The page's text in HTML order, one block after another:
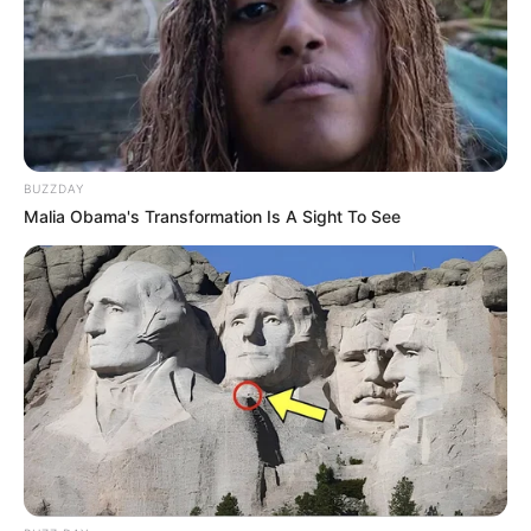
laterais usando o ponto reto de sua máquina de
costura.
Dica: Caso você não tenha umamáquina de
costura
, e não goste de costurar à mão
, faça o
mesmo processo com a cola quente.
Faça o franzido na renda
2. Recorte um pedaço de renda com o dobro da
largura da juta. Para franzir, alinhave a renda no
sentido do comprimento, puxe a linha e
arremate. Caso queira fazer esse passo na
máquina de costura, não dê retrocesso, assim a
linha vai ficar solta para você puxar e fazer o
franzido. Faça 4 babadinhos de renda franzida.
BUZZDAY
Malia Obama's Transformation Is A Sight To See